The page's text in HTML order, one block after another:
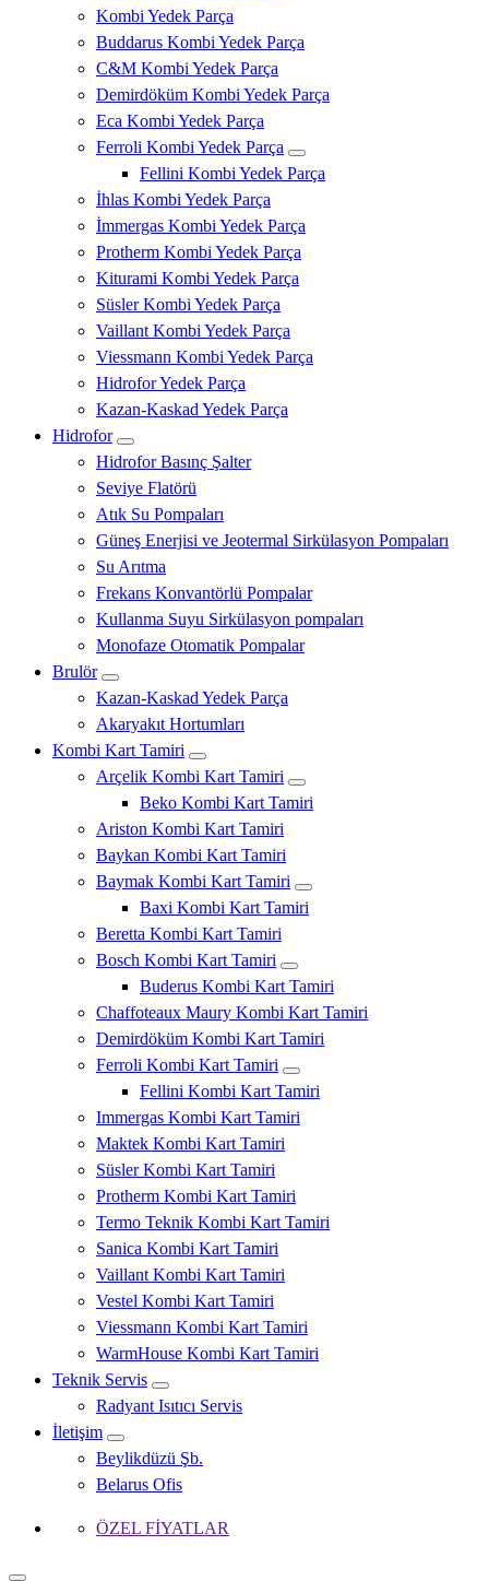
Kombi Yedek Parça
Buddarus Kombi Yedek Parça
C&M Kombi Yedek Parça
Demirdöküm Kombi Yedek Parça
Eca Kombi Yedek Parça
Ferroli Kombi Yedek Parça
Fellini Kombi Yedek Parça
İhlas Kombi Yedek Parça
İmmergas Kombi Yedek Parça
Protherm Kombi Yedek Parça
Kiturami Kombi Yedek Parça
Süsler Kombi Yedek Parça
Vaillant Kombi Yedek Parça
Viessmann Kombi Yedek Parça
Hidrofor Yedek Parça
Kazan-Kaskad Yedek Parça
Hidrofor
Hidrofor Basınç Şalter
Seviye Flatörü
Atık Su Pompaları
Güneş Enerjisi ve Jeotermal Sirkülasyon Pompaları
Su Arıtma
Frekans Konvantörlü Pompalar
Kullanma Suyu Sirkülasyon pompaları
Monofaze Otomatik Pompalar
Brulör
Kazan-Kaskad Yedek Parça
Akaryakıt Hortumları
Kombi Kart Tamiri
Arçelik Kombi Kart Tamiri
Beko Kombi Kart Tamiri
Ariston Kombi Kart Tamiri
Baykan Kombi Kart Tamiri
Baymak Kombi Kart Tamiri
Baxi Kombi Kart Tamiri
Beretta Kombi Kart Tamiri
Bosch Kombi Kart Tamiri
Buderus Kombi Kart Tamiri
Chaffoteaux Maury Kombi Kart Tamiri
Demirdöküm Kombi Kart Tamiri
Ferroli Kombi Kart Tamiri
Fellini Kombi Kart Tamiri
Immergas Kombi Kart Tamiri
Maktek Kombi Kart Tamiri
Süsler Kombi Kart Tamiri
Protherm Kombi Kart Tamiri
Termo Teknik Kombi Kart Tamiri
Sanica Kombi Kart Tamiri
Vaillant Kombi Kart Tamiri
Vestel Kombi Kart Tamiri
Viessmann Kombi Kart Tamiri
WarmHouse Kombi Kart Tamiri
Teknik Servis
Radyant Isıtıcı Servis
İletişim
Beylikdüzü Şb.
Belarus Ofis
ÖZEL FİYATLAR